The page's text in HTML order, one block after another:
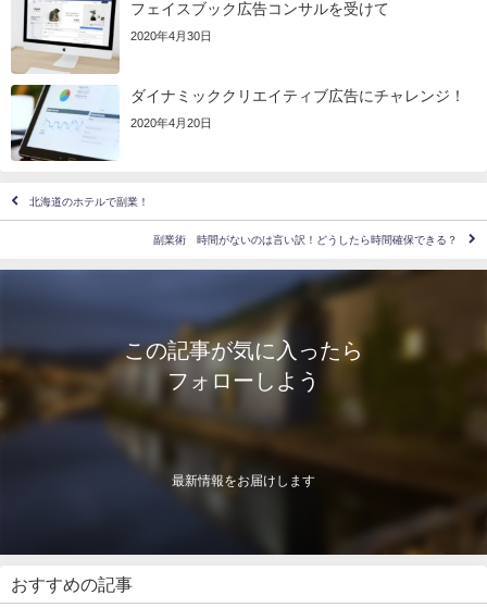
フェイスブック広告コンサルを受けて
2020年4月30日
ダイナミッククリエイティブ広告にチャレンジ！
2020年4月20日
北海道のホテルで副業！
副業術 時間がないのは言い訳！どうしたら時間確保できる？
この記事が気に入ったら
フォローしよう
最新情報をお届けします
おすすめの記事